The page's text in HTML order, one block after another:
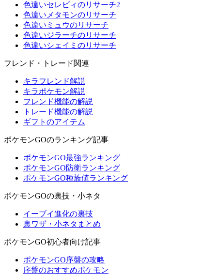
色違いセレビィのリサーチ2
色違いメタモンのリサーチ
色違いミュウのリサーチ
色違いジラーチのリサーチ
色違いシェイミのリサーチ
フレンド・トレード関連
キラフレンド解説
キラポケモン解説
フレンド機能の解説
トレード機能の解説
ギフトのアイテム
ポケモンGOのランキング記事
ポケモンGO最強ランキング
ポケモンGO防衛ランキング
ポケモンGO種族値ランキング
ポケモンGOの裏技・小ネタ
イーブイ進化の裏技
裏ワザ・小ネタまとめ
ポケモンGO初心者向け記事
ポケモンGO序盤の攻略
序盤のおすすめポケモン